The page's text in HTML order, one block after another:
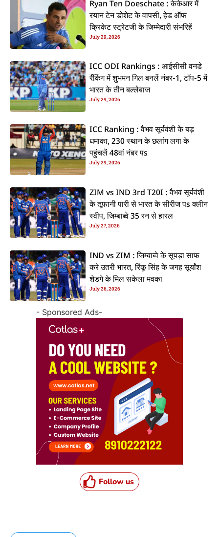
Ryan Ten Doeschate : केकेआर में
रयान टेन डोशेट के वापसी, हेड ऑफ
क्रिकेट स्ट्रेटजी के जिम्मेदारी संभरिहें
July 29, 2026
ICC ODI Rankings : आईसीसी वनडे
रैंकिंग में शुभमन गिल बनलें नंबर-1, टॉप-5 में
भारत के तीन बल्लेबाज
July 29, 2026
ICC Ranking : वैभव सूर्यवंशी के बड़
धमाका, 230 स्थान के छलांग लगा के
पहुंचलें 48वां नंबर पs
July 29, 2026
ZIM vs IND 3rd T20I : वैभव सूर्यवंशी
के तूफानी पारी से भारत के सीरीज पs क्लीन
स्वीप, जिम्बाब्वे 35 रन से हारल
July 27, 2026
IND vs ZIM : जिम्बाब्वे के सूपड़ा साफ
करे उतरी भारत, रिंकू सिंह के जगह सूर्यांश
शेडगे के मिल सकेला मवका
July 26, 2026
- Sponsored Ads-
Follow us